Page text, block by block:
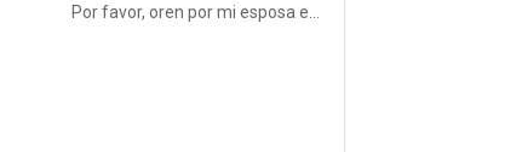
Por favor, oren por mi esposa e...